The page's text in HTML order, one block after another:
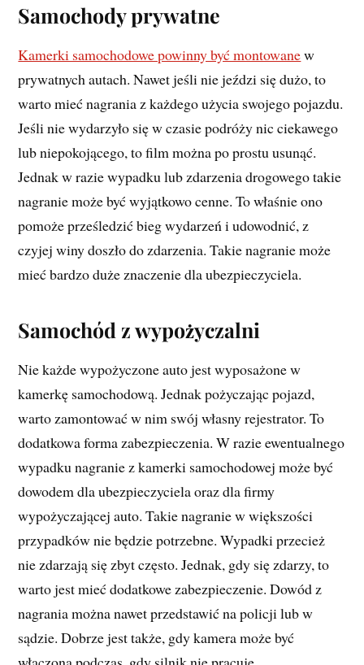
Samochody prywatne
Kamerki samochodowe powinny być montowanew
prywatnych autach. Nawet jeśli nie jeździ się dużo, to
warto mieć nagrania z każdego użycia swojego pojazdu.
Jeśli nie wydarzyło się w czasie podróży nic ciekawego
lub niepokojącego, to film można po prostu usunąć.
Jednak w razie wypadku lub zdarzenia drogowego takie
nagranie może być wyjątkowo cenne. To właśnie ono
pomoże prześledzić bieg wydarzeń i udowodnić, z
czyjej winy doszło do zdarzenia. Takie nagranie może
mieć bardzo duże znaczenie dla ubezpieczyciela.
Samochód z wypożyczalni
Nie każde wypożyczone auto jest wyposażone w
kamerkę samochodową. Jednak pożyczając pojazd,
warto zamontować w nim swój własny rejestrator. To
dodatkowa forma zabezpieczenia. W razie ewentualnego
wypadku nagranie z kamerki samochodowej może być
dowodem dla ubezpieczyciela oraz dla firmy
wypożyczającej auto. Takie nagranie w większości
przypadków nie będzie potrzebne. Wypadki przecież
nie zdarzają się zbyt często. Jednak, gdy się zdarzy, to
warto jest mieć dodatkowe zabezpieczenie. Dowód z
nagrania można nawet przedstawić na policji lub w
sądzie. Dobrze jest także, gdy kamera może być